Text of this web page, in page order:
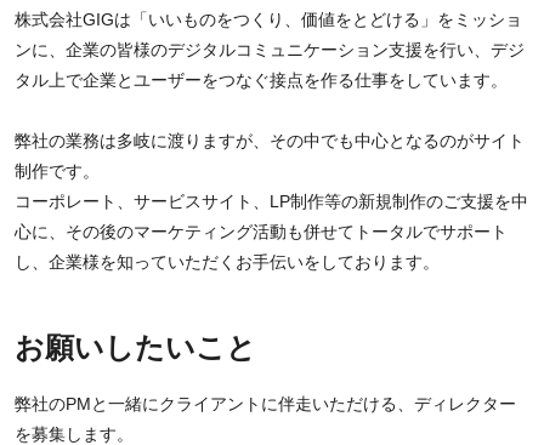
株式会社GIGは「いいものをつくり、価値をとどける」をミッショ
ンに、企業の皆様のデジタルコミュニケーション支援を行い、デジ
タル上で企業とユーザーをつなぐ接点を作る仕事をしています。
弊社の業務は多岐に渡りますが、その中でも中心となるのがサイト
制作です。
コーポレート、サービスサイト、LP制作等の新規制作のご支援を中
心に、その後のマーケティング活動も併せてトータルでサポート
し、企業様を知っていただくお手伝いをしております。
お願いしたいこと
弊社のPMと一緒にクライアントに伴走いただける、ディレクター
を募集します。